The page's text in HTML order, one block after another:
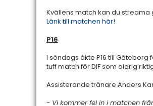
Kvällens match kan du
Länk till matchen här!
P16
I söndags åkte P16 till Göteborg
tuff match för DIF som aldrig
Assisterande tränare Anders
- Vi kommer fel in i matchen